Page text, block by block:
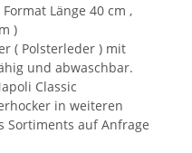
Länge 40 cm ,
)
( Polsterleder ) mit
und abwaschbar.
Classic
in weiteren
Sortiments auf Anfrage